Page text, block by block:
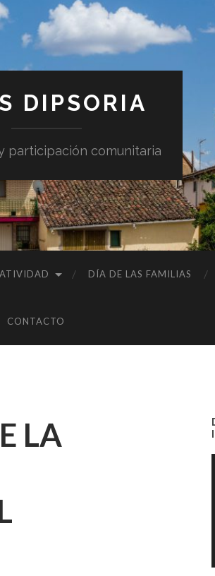
DIPSORIA
participación comunitaria
DÍA DE LAS FAMILIAS
CONTACTO
LA